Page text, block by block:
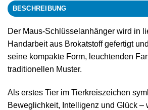
BESCHREIBUNG
Der Maus-Schlüsselanhänger wird in
Handarbeit aus Brokatstoff gefertigt
seine kompakte Form, leuchtenden
traditionellen Muster.
Als erstes Tier im Tierkreiszeichen
Beweglichkeit, Intelligenz und Glück –